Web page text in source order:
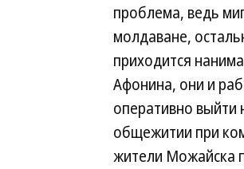
проблема, ведь
молдаване,
приходится
Афонина, они и
оперативно выйти
общежитии при
жители Можайска